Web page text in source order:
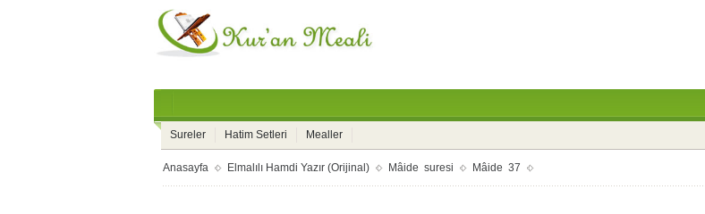
Sureler Hatim Setleri Mealler
Anasayfa Elmalılı Hamdi Yazır (Orijinal) Mâide suresi Mâide 37